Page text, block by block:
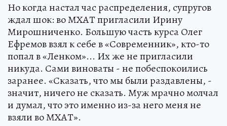
Но когда настал час распределения, супругов
ждал шок: во МХАТ пригласили Ирину
Мирошниченко. Большую часть курса Олег
Ефремов взял к себе в «Современник», кто-то
попал в «Ленком»... Их же не пригласили
никуда. Сами виноваты - не побеспокоились
заранее. «Сказать, что мы были раздавлены, -
значит, ничего не сказать. Муж мрачно молчал
и думал, что это именно из-за него меня не
взяли во МХАТ».